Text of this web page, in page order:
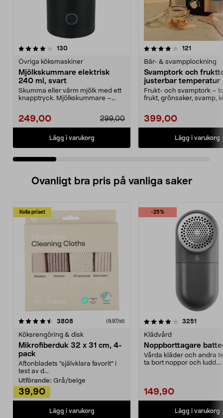
130recensioner
Övriga köksmaskiner
Mjölkskummare elektrisk
240 ml, svart
Skumma eller värm mjölk med ett
knapptryck. Mjölkskummare –
249,00 299,00
Lägg i varukorg
4.0 av 5 stjärnor 121
Bär- & svampplockning
Svamptork och
justerbar temperatur
Frukt- och svamptork –
frukt, grönsaker, svamp,
399,00
Lägg i varukorg
4.5 av 5 stjärnor
Ovanligt bra pris på vanliga saker
Kolla priset
3808recensioner (9,97/st)
Köksrengöring & disk
Mikrofiberduk 32 x 31 cm, 4-
pack
Aftonbladets "självklara favorit” i
test av d...
Utförande: Grå/beige
39,90
Lägg i varukorg
-25%
4.0av 5 stjärnor 3251
Klädvård
Noppborttagare
Vårda kläder och andra
ta bort noppor och ludd.
149,90
Lägg i varukorg
4.5av 5 stjärnor